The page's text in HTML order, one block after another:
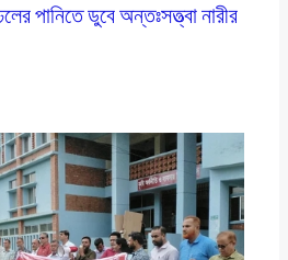
পানিতে ডুবে অন্তঃসত্ত্বা নারীর